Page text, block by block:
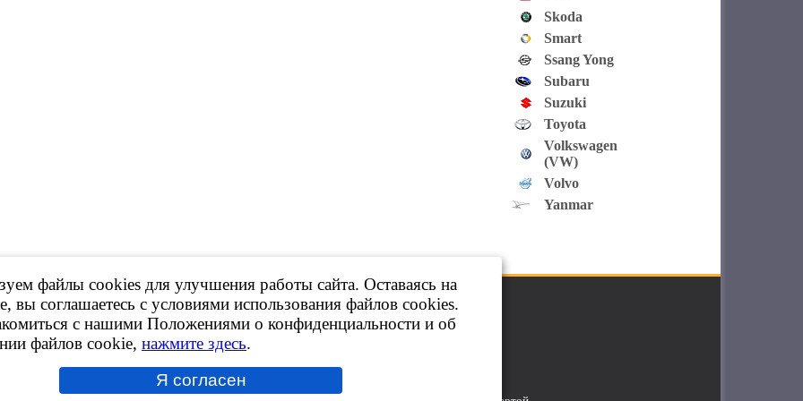
Skoda
Smart
Ssang Yong
Subaru
Suzuki
Toyota
Volkswagen
(VW)
Volvo
Yanmar
контрактных ДВС, КПП и др.
сайта,ссылка на ресурс обязательна!
принадлежат их владельцам.
персональных данных
файлы cookies для улучшения работы сайта. Оставаясь на
вы соглашаетесь с условиями использования файлов cookies.
с нашими Положениями о конфиденциальности и об
файлов cookie, нажмите здесь.
Я согласен